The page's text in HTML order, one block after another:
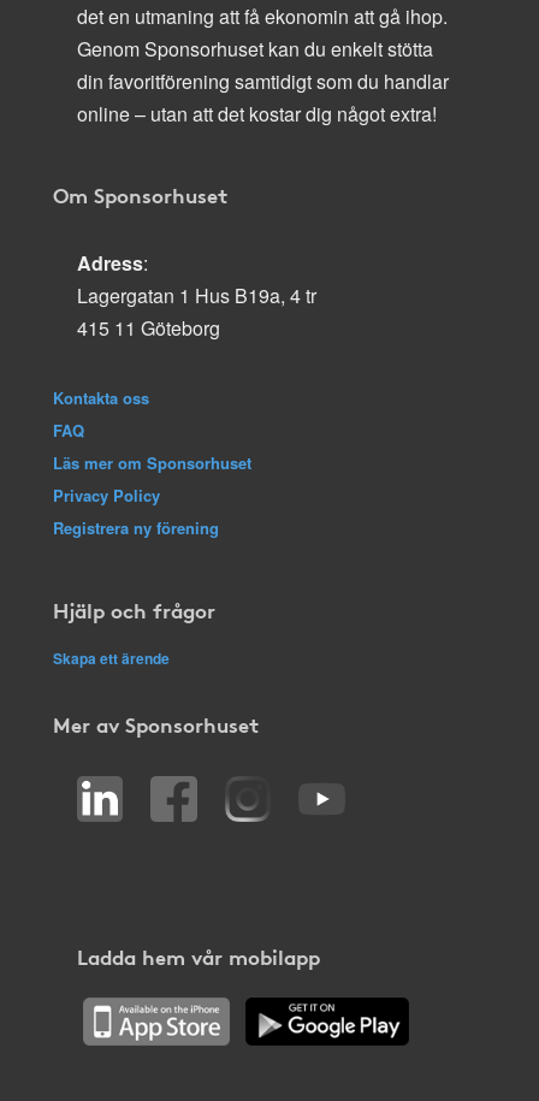
det en utmaning att få ekonomin att gå ihop.
Genom Sponsorhuset kan du enkelt stötta
din favoritförening samtidigt som du handlar
online – utan att det kostar dig något extra!
Om Sponsorhuset
Adress:
Lagergatan 1 Hus B19a, 4 tr
415 11 Göteborg
Kontakta oss
FAQ
Läs mer om Sponsorhuset
Privacy Policy
Registrera ny förening
Hjälp och frågor
Skapa ett ärende
Mer av Sponsorhuset
Ladda hem vår mobilapp